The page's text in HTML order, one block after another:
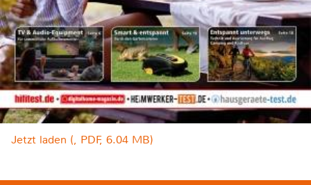
Jetzt laden (, PDF, 6.04 MB)